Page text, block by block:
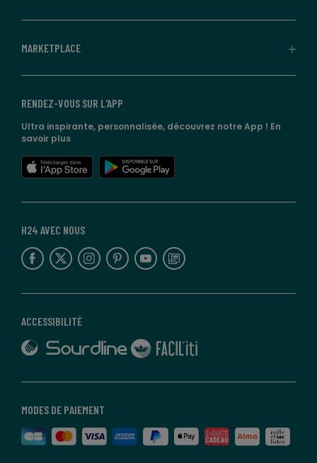
MARKETPLACE
MODES DE PAIEMENT
ACCESSIBILITÉ
lien vers Sourdline
lien vers Faciliti
H24 AVEC NOUS
lien vers l'espace réseaux sociaux lien vers l'espace réseaux sociaux lien vers l'espace réseaux sociaux lien vers l'espace réseaux sociaux lien vers l'espace réseaux sociaux lien vers le blog la redoute
RENDEZ-VOUS SUR L'APP
Ultra inspirante, personnalisée, découvrez notre App ! En
savoir plus
lien vers l'app store
lien vers google play